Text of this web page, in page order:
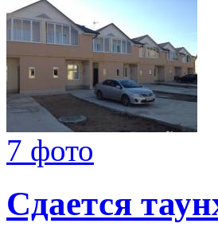
7 фото
Сдается